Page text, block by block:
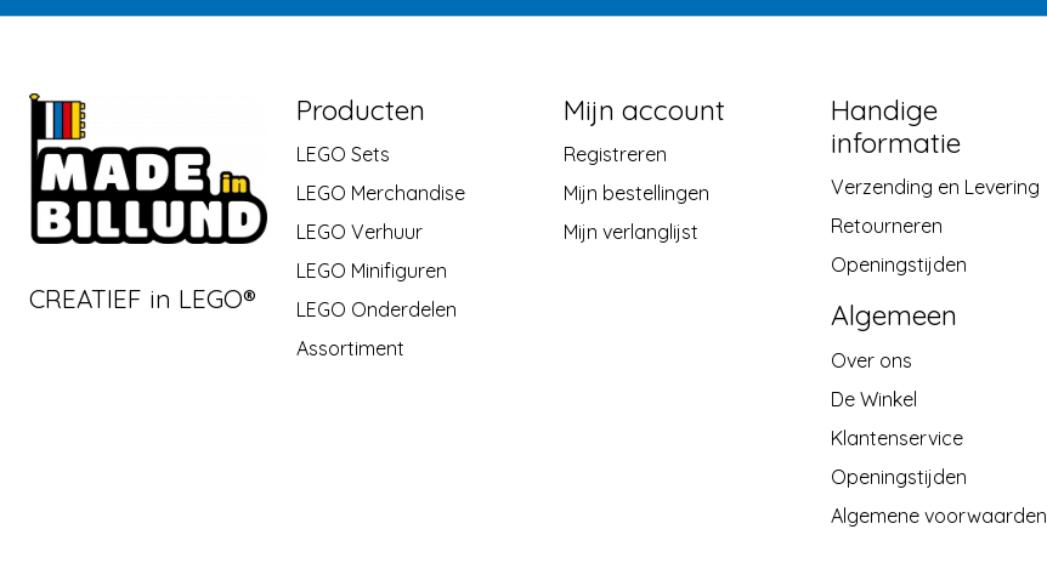
CREATIEF in LEGO®
Producten
LEGO Sets
LEGO Merchandise
LEGO Verhuur
LEGO Minifiguren
LEGO Onderdelen
Assortiment
Mijn account
Registreren
Mijn bestellingen
Mijn verlanglijst
Handige
informatie
Verzending en Levering
Retourneren
Openingstijden
Algemeen
Over ons
De Winkel
Klantenservice
Openingstijden
Algemene voorwaarden